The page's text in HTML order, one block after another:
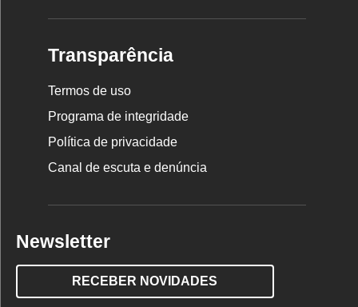
Transparência
Termos de uso
Programa de integridade
Política de privacidade
Canal de escuta e denúncia
Newsletter
RECEBER NOVIDADES